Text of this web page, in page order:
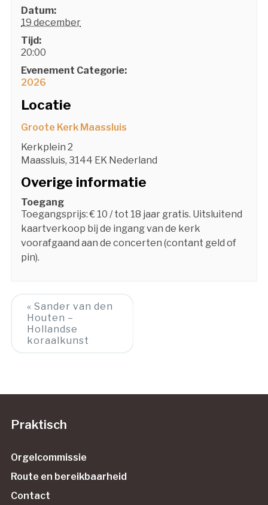
Datum:
19 december
Tijd:
20:00
Evenement Categorie:
2026
Locatie
Groote Kerk Maassluis
Kerkplein 2
Maassluis, 3144 EK Nederland
Overige informatie
Toegang
Toegangsprijs: € 10 / tot 18 jaar gratis. Uitsluitend
kaartverkoop bij de ingang van de kerk
voorafgaand aan de concerten (contant geld of
pin).
Event
Navigation
« Sander van den
Houten –
Hollandse
koraalkunst
Praktisch
Orgelcommissie
Route en bereikbaarheid
Contact